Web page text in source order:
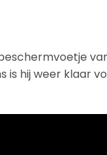
is hij weer klaar